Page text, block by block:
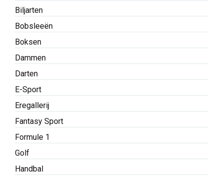
Biljarten
Bobsleeën
Boksen
Dammen
Darten
E-Sport
Eregallerij
Fantasy Sport
Formule 1
Golf
Handbal